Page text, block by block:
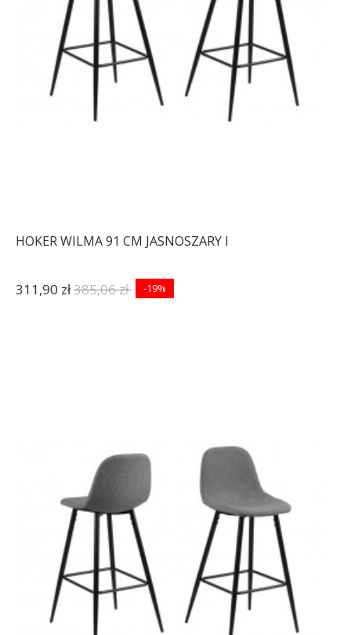
HOKER WILMA 91 CM JASNOSZARY I
311,90 zł385,06 zł -19%